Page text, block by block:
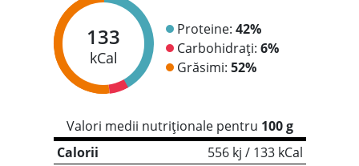
133
kCal
Proteine: 42%
Carbohidrați: 6%
Grăsimi: 52%
Valori medii nutriționale pentru 100 g
Calorii
556 kj / 133 kCal